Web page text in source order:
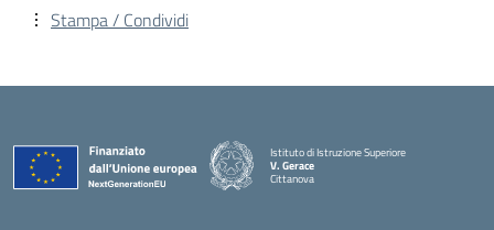
Stampa / Condividi
Istituto di Istruzione Superiore
V. Gerace
Cittanova